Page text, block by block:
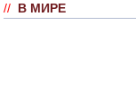
// В МИРЕ